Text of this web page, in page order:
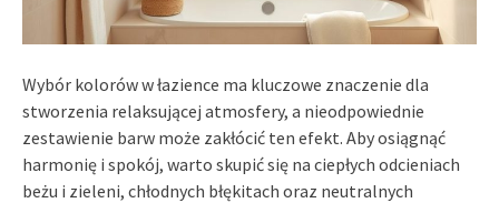
Wybór kolorów w łazience ma kluczowe znaczenie dla
stworzenia relaksującej atmosfery, a nieodpowiednie
zestawienie barw może zakłócić ten efekt. Aby osiągnąć
harmonię i spokój, warto skupić się na ciepłych odcieniach
beżu i zieleni, chłodnych błękitach oraz neutralnych